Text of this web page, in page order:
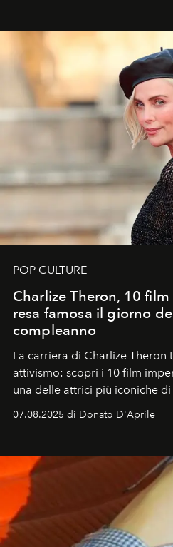
POP CULTURE
Charlize Theron, 10
resa famosa il giorno
compleanno
La carriera di Charlize Theron
attivismo: scopri i 10 film
una delle attrici più iconiche
07.08.2025 di Donato D'Aprile